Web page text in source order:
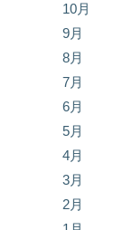
10月
9月
8月
7月
6月
5月
4月
3月
2月